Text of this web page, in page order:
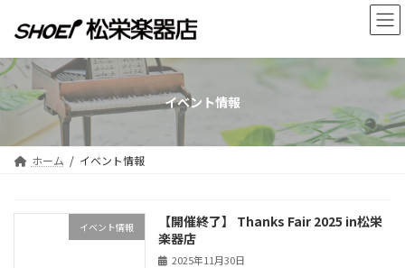
ン
ツ
へ
ス
ー
シ
ョ
ン
イベント情報
ホーム イベント情報
イベント情報
【開催終了】 Thanks Fair 2025 in松栄
楽器店
2025年11月30日